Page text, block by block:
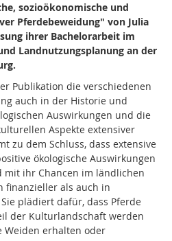
sozioökonomische und
Pferdebeweidung" von Julia
ihrer Bachelorarbeit im
Landnutzungsplanung an der
Publikation die verschiedenen
auch in der Historie und
Auswirkungen und die
Aspekte extensiver
zu dem Schluss, dass extensive
ökologische Auswirkungen
ihr Chancen im ländlichen
finanzieller als auch in
plädiert dafür, dass Pferde
der Kulturlandschaft werden
Weiden erhalten oder